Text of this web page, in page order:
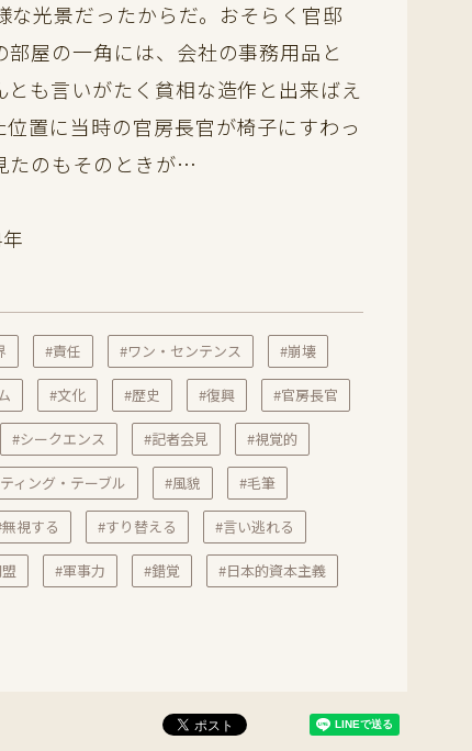
光景だったからだ。おそらく官邸
屋の一角には、会社の事務用品と
も言いがたく貧相な造作と出来ばえ
置に当時の官房長官が椅子にすわっ
たのもそのときが…
#責任 #ワン・センテンス #崩壊
#文化 #歴史 #復興 #官房長官
#シークエンス #記者会見 #視覚的
ィング・テーブル #風貌 #毛筆
視する #すり替える #言い逃れる
#軍事力 #錯覚 #日本的資本主義